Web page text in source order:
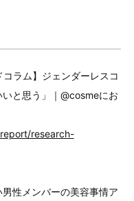
ラム】ジェンダーレスコ
と思う」｜@cosmeにお
research-
性メンバーの美容事情ア